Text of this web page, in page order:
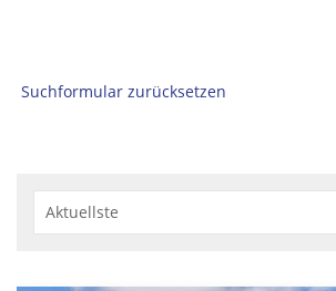
Suchformular zurücksetzen